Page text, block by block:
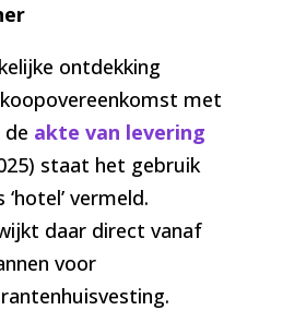
ontdekking
met
de akte van levering
staat het gebruik
vermeld.
daar direct vanaf
voor